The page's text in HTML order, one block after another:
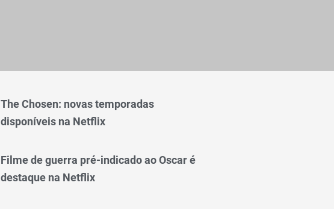
The Chosen: novas temporadas
disponíveis na Netflix
Filme de guerra pré-indicado ao Oscar é
destaque na Netflix